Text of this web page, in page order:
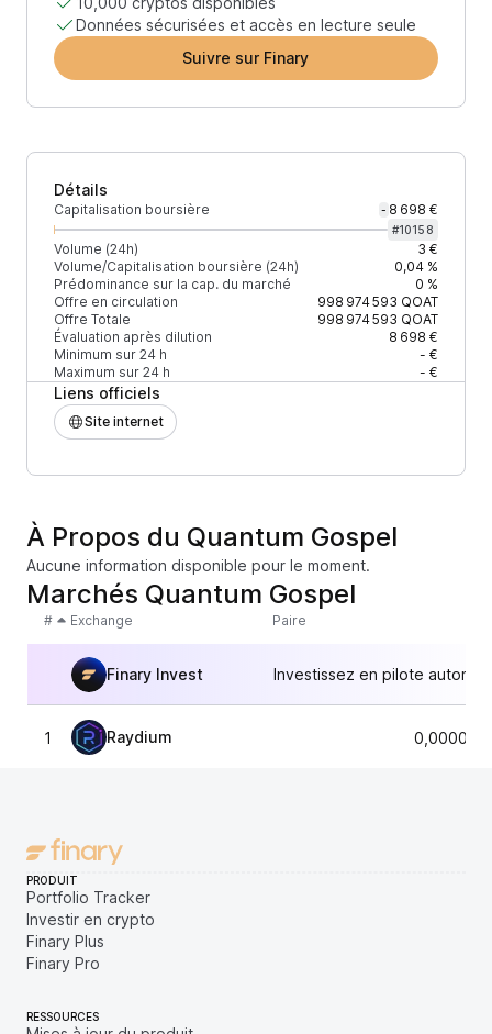
Données sécurisées et accès en lecture seule
Suivre sur Finary
Détails
Capitalisation boursière - 8 698 €
#10158
Volume (24h)
3 €
Volume/Capitalisation boursière (24h)
0,04 %
Prédominance sur la cap. du marché
0 %
Offre en circulation
998 974 593 QOAT
Offre Totale
998 974 593 QOAT
Évaluation après dilution
8 698 €
Minimum sur 24 h
- €
Maximum sur 24 h
- €
Liens officiels
Site internet
À Propos du Quantum Gospel
Aucune information disponible pour le moment.
Marchés Quantum Gospel
# Exchange Paire
Finary Invest Investissez en pilote
1 Raydium
PRODUIT
Portfolio Tracker
Investir en crypto
Finary Plus
Finary Pro
RESSOURCES